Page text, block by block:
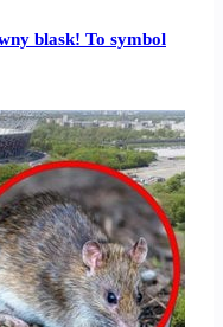
blask! To symbol